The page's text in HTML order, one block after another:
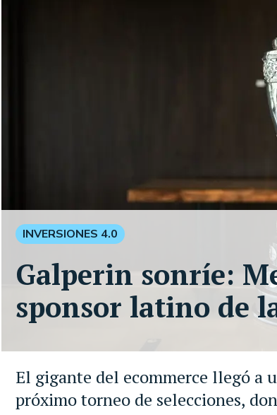
El gigante del ecommerce llegó a
próximo torneo de selecciones,
INVERSIONES 4.0
Galperin sonríe:
sponsor latino de